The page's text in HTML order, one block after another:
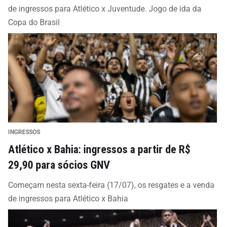
de ingressos para Atlético x Juventude. Jogo de ida da
Copa do Brasil
INGRESSOS
Atlético x Bahia: ingressos a partir de R$
29,90 para sócios GNV
Começam nesta sexta-feira (17/07), os resgates e a venda
de ingressos para Atlético x Bahia